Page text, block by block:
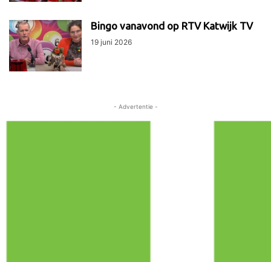
Bingo vanavond op RTV Katwijk TV
19 juni 2026
- Advertentie -